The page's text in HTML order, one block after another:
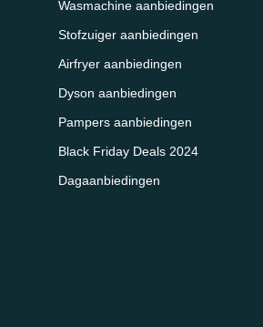
Wasmachine aanbiedingen
Stofzuiger aanbiedingen
Airfryer aanbiedingen
Dyson aanbiedingen
Pampers aanbiedingen
Black Friday Deals 2024
Dagaanbiedingen